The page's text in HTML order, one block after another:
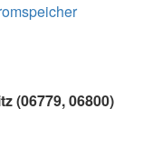
(06779, 06800)